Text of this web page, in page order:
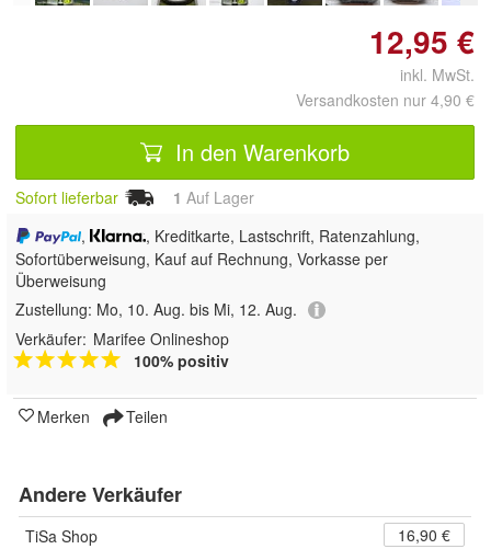
12,95 €
inkl. MwSt.
Versandkosten nur 4,90 €
In den Warenkorb
Sofort lieferbar 1 Auf Lager
,
, Kreditkarte, Lastschrift, Ratenzahlung,
Sofortüberweisung, Kauf auf Rechnung, Vorkasse per
Überweisung
Zustellung: Mo, 10. Aug. bis Mi, 12. Aug.
Verkäufer: Marifee Onlineshop
100% positiv
Merken Teilen
Andere Verkäufer
TiSa Shop
16,90 €